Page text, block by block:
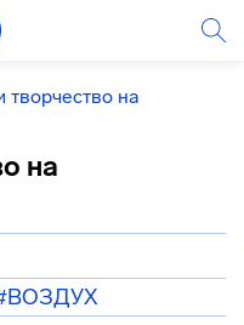
творчество на
на